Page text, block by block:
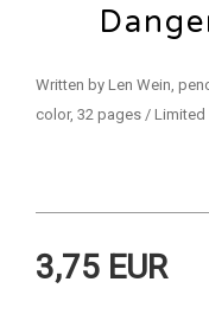
Written by Len Wein,
color, 32 pages /
3,75 EUR